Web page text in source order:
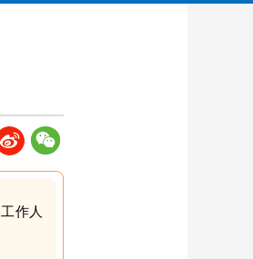
工作人